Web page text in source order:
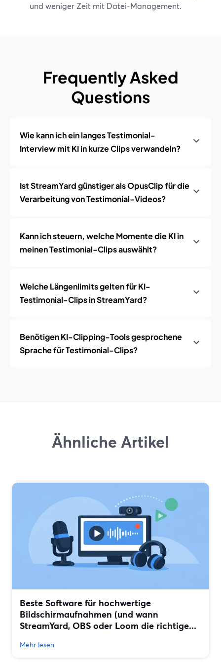
und weniger Zeit mit Datei-Management.
Frequently Asked
Questions
Wie kann ich ein langes Testimonial-
Interview mit KI in kurze Clips verwandeln?
Ist StreamYard günstiger als OpusClip für die
Verarbeitung von Testimonial-Videos?
Kann ich steuern, welche Momente die KI in
meinen Testimonial-Clips auswählt?
Welche Längenlimits gelten für KI-
Testimonial-Clips in StreamYard?
Benötigen KI-Clipping-Tools gesprochene
Sprache für Testimonial-Clips?
Ähnliche Artikel
Beste Software für hochwertige
Bildschirmaufnahmen (und wann
StreamYard, OBS oder Loom die richtige...
Mehr lesen